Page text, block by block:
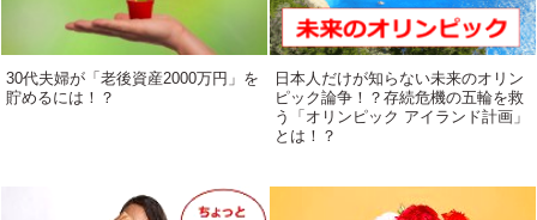
30代夫婦が「老後資産2000万円」を
貯めるには！？
日本人だけが知らない未来のオリン
ピック論争！？存続危機の五輪を救
う「オリンピック アイランド計画」
とは！？